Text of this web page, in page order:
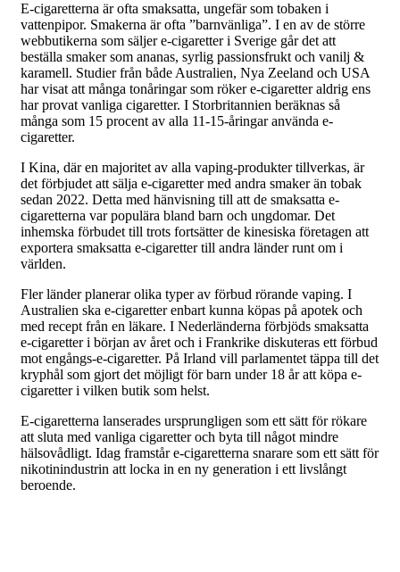
E-cigaretterna är ofta smaksatta, ungefär som tobaken i
vattenpipor. Smakerna är ofta ”barnvänliga”. I en av de större
webbutikerna som säljer e-cigaretter i Sverige går det att
beställa smaker som ananas, syrlig passionsfrukt och vanilj &
karamell. Studier från både Australien, Nya Zeeland och USA
har visat att många tonåringar som röker e-cigaretter aldrig ens
har provat vanliga cigaretter. I Storbritannien beräknas så
många som 15 procent av alla 11-15-åringar använda e-
cigaretter.
I Kina, där en majoritet av alla vaping-produkter tillverkas, är
det förbjudet att sälja e-cigaretter med andra smaker än tobak
sedan 2022. Detta med hänvisning till att de smaksatta e-
cigaretterna var populära bland barn och ungdomar. Det
inhemska förbudet till trots fortsätter de kinesiska företagen att
exportera smaksatta e-cigaretter till andra länder runt om i
världen.
Fler länder planerar olika typer av förbud rörande vaping. I
Australien ska e-cigaretter enbart kunna köpas på apotek och
med recept från en läkare. I Nederländerna förbjöds smaksatta
e-cigaretter i början av året och i Frankrike diskuteras ett förbud
mot engångs-e-cigaretter. På Irland vill parlamentet täppa till det
kryphål som gjort det möjligt för barn under 18 år att köpa e-
cigaretter i vilken butik som helst.
E-cigaretterna lanserades ursprungligen som ett sätt för rökare
att sluta med vanliga cigaretter och byta till något mindre
hälsovådligt. Idag framstår e-cigaretterna snarare som ett sätt för
nikotinindustrin att locka in en ny generation i ett livslångt
beroende.